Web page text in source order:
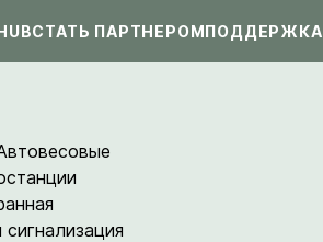
СТАТЬ ПАРТНЕРОМПОДДЕРЖКА